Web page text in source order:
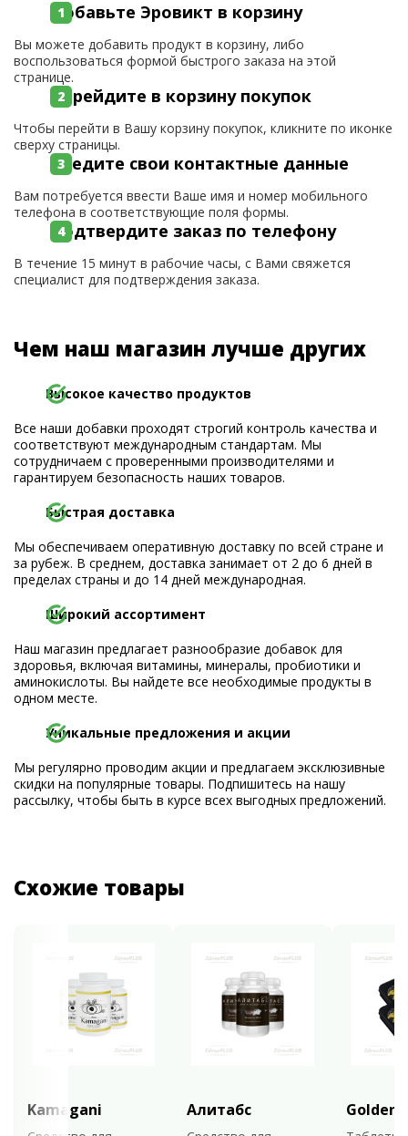
Добавьте Эровикт в корзину
Вы можете добавить продукт в корзину, либо
воспользоваться формой быстрого заказа на этой
странице.
Перейдите в корзину покупок
Чтобы перейти в Вашу корзину покупок, кликните по иконке
сверху страницы.
Введите свои контактные данные
Вам потребуется ввести Ваше имя и номер мобильного
телефона в соответствующие поля формы.
Подтвердите заказ по телефону
В течение 15 минут в рабочие часы, с Вами свяжется
специалист для подтверждения заказа.
Чем наш магазин лучше других
Высокое качество продуктов
Все наши добавки проходят строгий контроль качества и
соответствуют международным стандартам. Мы
сотрудничаем с проверенными производителями и
гарантируем безопасность наших товаров.
Быстрая доставка
Мы обеспечиваем оперативную доставку по всей стране и
за рубеж. В среднем, доставка занимает от 2 до 6 дней в
пределах страны и до 14 дней международная.
Широкий ассортимент
Наш магазин предлагает разнообразие добавок для
здоровья, включая витамины, минералы, пробиотики и
аминокислоты. Вы найдете все необходимые продукты в
одном месте.
Уникальные предложения и акции
Мы регулярно проводим акции и предлагаем эксклюзивные
скидки на популярные товары. Подпишитесь на нашу
рассылку, чтобы быть в курсе всех выгодных предложений.
Схожие товары
Kamagani Алитабс Golden